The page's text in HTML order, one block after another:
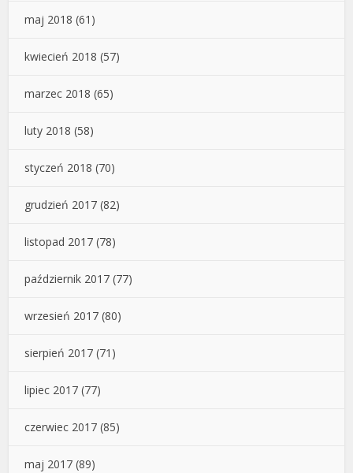
maj 2018 (61)
kwiecień 2018 (57)
marzec 2018 (65)
luty 2018 (58)
styczeń 2018 (70)
grudzień 2017 (82)
listopad 2017 (78)
październik 2017 (77)
wrzesień 2017 (80)
sierpień 2017 (71)
lipiec 2017 (77)
czerwiec 2017 (85)
maj 2017 (89)